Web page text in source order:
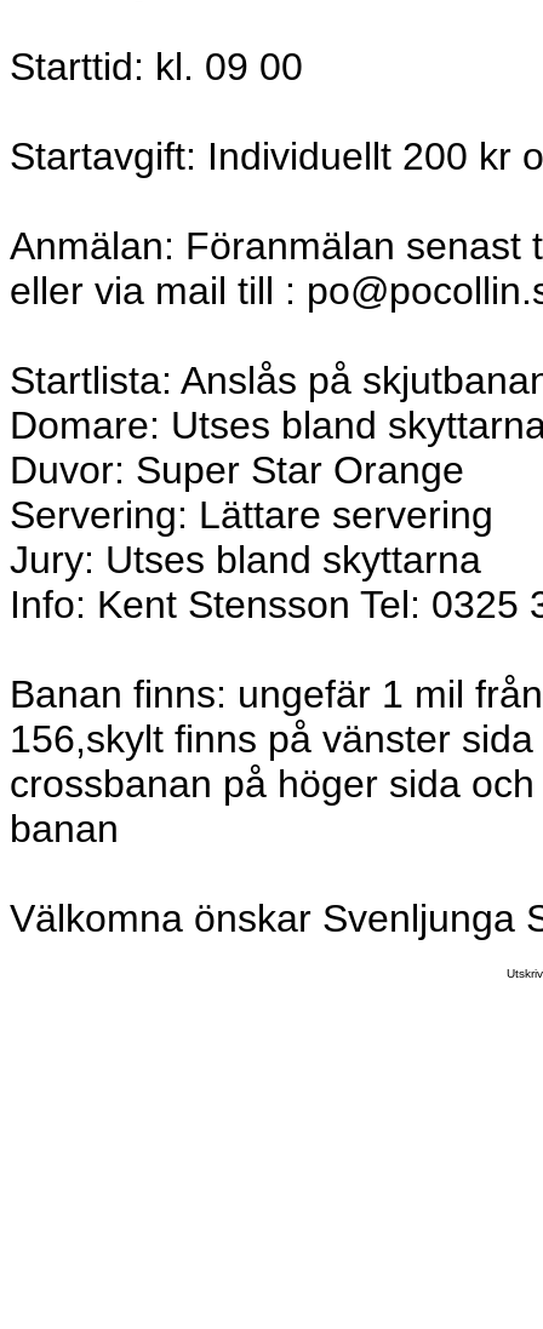
Starttid: kl. 09 00
Startavgift: Individuellt 200 kr
Anmälan: Föranmälan senast
eller via mail till :
Startlista: Anslås på
Domare: Utses bland
Duvor: Super Star Orange
Servering: Lättare servering
Jury: Utses bland skyttarna
Info: Kent Stensson Tel:
Banan finns: ungefär 1 mil
156,skylt finns på vänster
crossbanan på höger sida
banan
Välkomna önskar Svenljunga